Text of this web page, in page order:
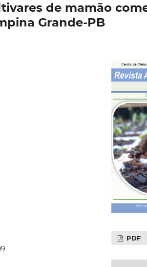
de mamão
Grande-PB
PDF